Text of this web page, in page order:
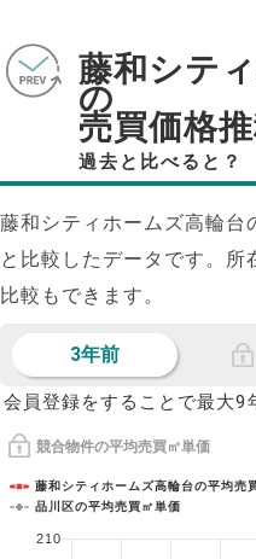
藤和シテ
の
売買価格
過去と比べると？
藤和シティホームズ高輪台
と比較したデータです。
比較もできます。
3年前
会員登録をすることで最大9
競合物件の平均売買㎡単価
藤和シティホームズ高輪台の平均売
品川区の平均売買㎡単価
210